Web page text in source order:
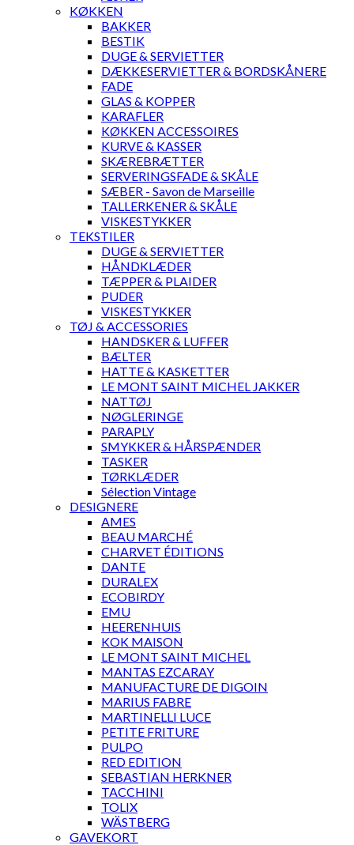
KØKKEN
BAKKER
BESTIK
DUGE & SERVIETTER
DÆKKESERVIETTER & BORDSKÅNERE
FADE
GLAS & KOPPER
KARAFLER
KØKKEN ACCESSOIRES
KURVE & KASSER
SKÆREBRÆTTER
SERVERINGSFADE & SKÅLE
SÆBER - Savon de Marseille
TALLERKENER & SKÅLE
VISKESTYKKER
TEKSTILER
DUGE & SERVIETTER
HÅNDKLÆDER
TÆPPER & PLAIDER
PUDER
VISKESTYKKER
TØJ & ACCESSORIES
HANDSKER & LUFFER
BÆLTER
HATTE & KASKETTER
LE MONT SAINT MICHEL JAKKER
NATTØJ
NØGLERINGE
PARAPLY
SMYKKER & HÅRSPÆNDER
TASKER
TØRKLÆDER
Sélection Vintage
DESIGNERE
AMES
BEAU MARCHÉ
CHARVET ÉDITIONS
DANTE
DURALEX
ECOBIRDY
EMU
HEERENHUIS
KOK MAISON
LE MONT SAINT MICHEL
MANTAS EZCARAY
MANUFACTURE DE DIGOIN
MARIUS FABRE
MARTINELLI LUCE
PETITE FRITURE
PULPO
RED EDITION
SEBASTIAN HERKNER
TACCHINI
TOLIX
WÄSTBERG
GAVEKORT